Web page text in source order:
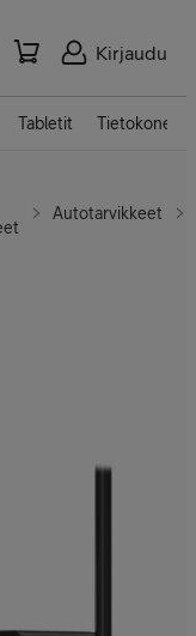
Kirjaudu
Tabletit Tietokoneet
Autotarvikkeet